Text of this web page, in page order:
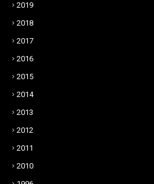
2019
2018
2017
2016
2015
2014
2013
2012
2011
2010